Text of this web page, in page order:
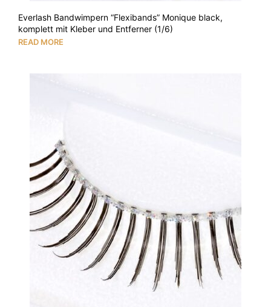
Everlash Bandwimpern “Flexibands” Monique black,
komplett mit Kleber und Entferner (1/6)
READ MORE